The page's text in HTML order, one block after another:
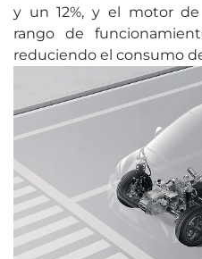
y un 12%, y el motor
rango de
reduciendo el consumo